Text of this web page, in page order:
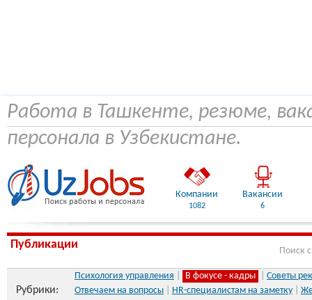
Работа в Ташкенте, резюме,
персонала в Узбекистане.
Компании
1082
Вакансии
6
Публикации Поиск
Рубрики:
Психология управления В фокусе - кадры
Советы
Отвечаем на вопросы
HR-специалистам на заметку